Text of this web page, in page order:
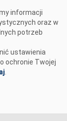
informacji
oraz w
potrzeb
ustawienia
ochronie Twojej